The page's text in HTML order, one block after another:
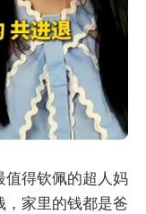
值得钦佩的超人妈
，家里的钱都是爸